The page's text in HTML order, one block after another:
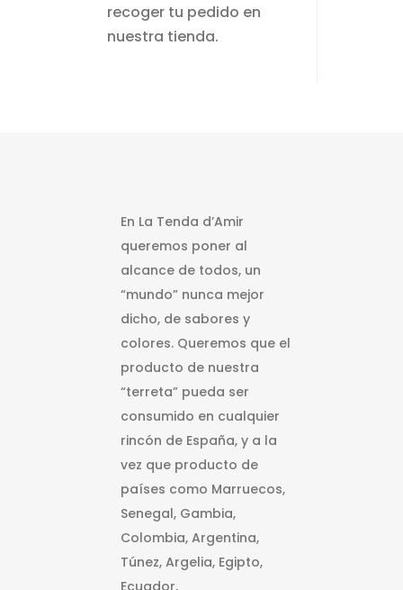
recoger tu pedido en
nuestra tienda.
En La Tenda d’Amir
queremos poner al
alcance de todos, un
“mundo” nunca mejor
dicho, de sabores y
colores. Queremos que el
producto de nuestra
“terreta” pueda ser
consumido en cualquier
rincón de España, y a la
vez que producto de
países como Marruecos,
Senegal, Gambia,
Colombia, Argentina,
Túnez, Argelia, Egipto,